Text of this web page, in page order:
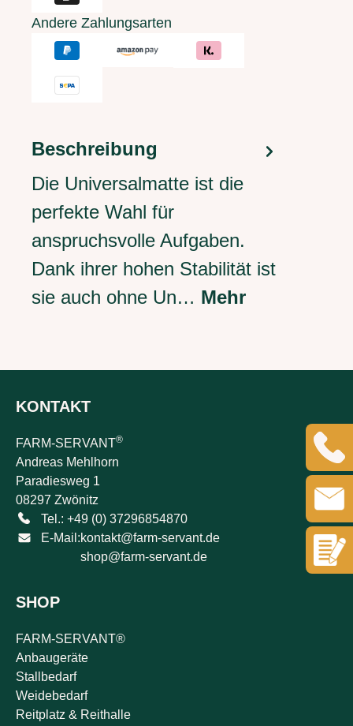
Andere Zahlungsarten
Beschreibung
Die Universalmatte ist die
perfekte Wahl für
anspruchsvolle Aufgaben.
Dank ihrer hohen Stabilität ist
sie auch ohne Un… Mehr
KONTAKT
FARM-SERVANT®
Andreas Mehlhorn
Paradiesweg 1
08297 Zwönitz
Tel.: +49 (0) 37296854870
E-Mail:kontakt@farm-servant.de
shop@farm-servant.de
SHOP
FARM-SERVANT®
Anbaugeräte
Stallbedarf
Weidebedarf
Reitplatz & Reithalle